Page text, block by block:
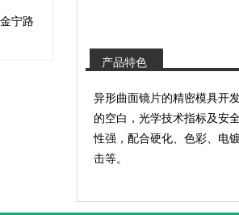
产品特色
异形曲面镜片的精密模具开
的空白，光学技术指标及安
性强，配合硬化、色彩、电
击等。
宁路